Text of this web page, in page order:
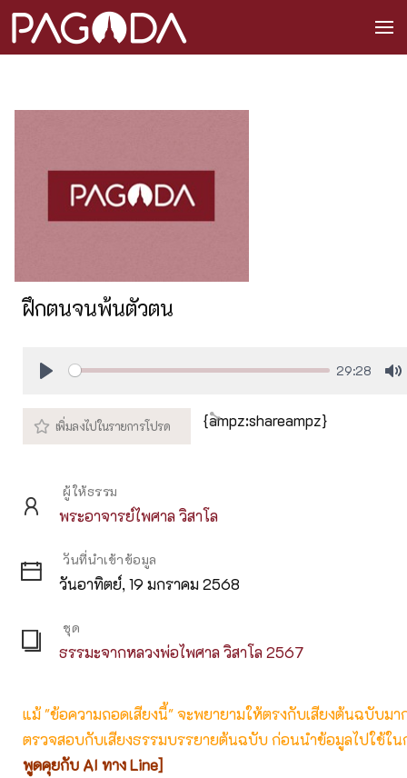
ฝึกตนจนพ้นตัวตน
29:28
{ampz:shareampz}
ผู้ให้ธรรม
พระอาจารย์ไพศาล วิสาโล
วันที่นำเข้าข้อมูล
วันอาทิตย์, 19 มกราคม 2568
ชุด
ธรรมะจากหลวงพ่อไพศาล วิสาโล 2567
แม้ "ข้อความถอดเสียงนี้" จะพยายามให้ตรงกับเสียงต้นฉบับม
ตรวจสอบกับเสียงธรรมบรรยายต้นฉบับ ก่อนนำข้อมูลไปใช้ใน
พูดคุยกับ AI ทาง Line]